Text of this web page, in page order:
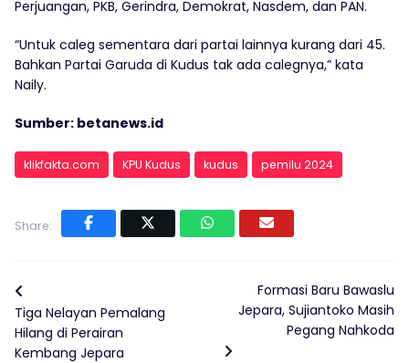
Perjuangan, PKB, Gerindra, Demokrat, Nasdem, dan PAN.
“Untuk caleg sementara dari partai lainnya kurang dari 45.
Bahkan Partai Garuda di Kudus tak ada calegnya,” kata
Naily.
Sumber: betanews.id
klikfakta.com KPU Kudus kudus pemilu 2024
Share:
Tiga Nelayan Pemalang
Hilang di Perairan
Kembang Jepara
Formasi Baru Bawaslu
Jepara, Sujiantoko Masih
Pegang Nahkoda